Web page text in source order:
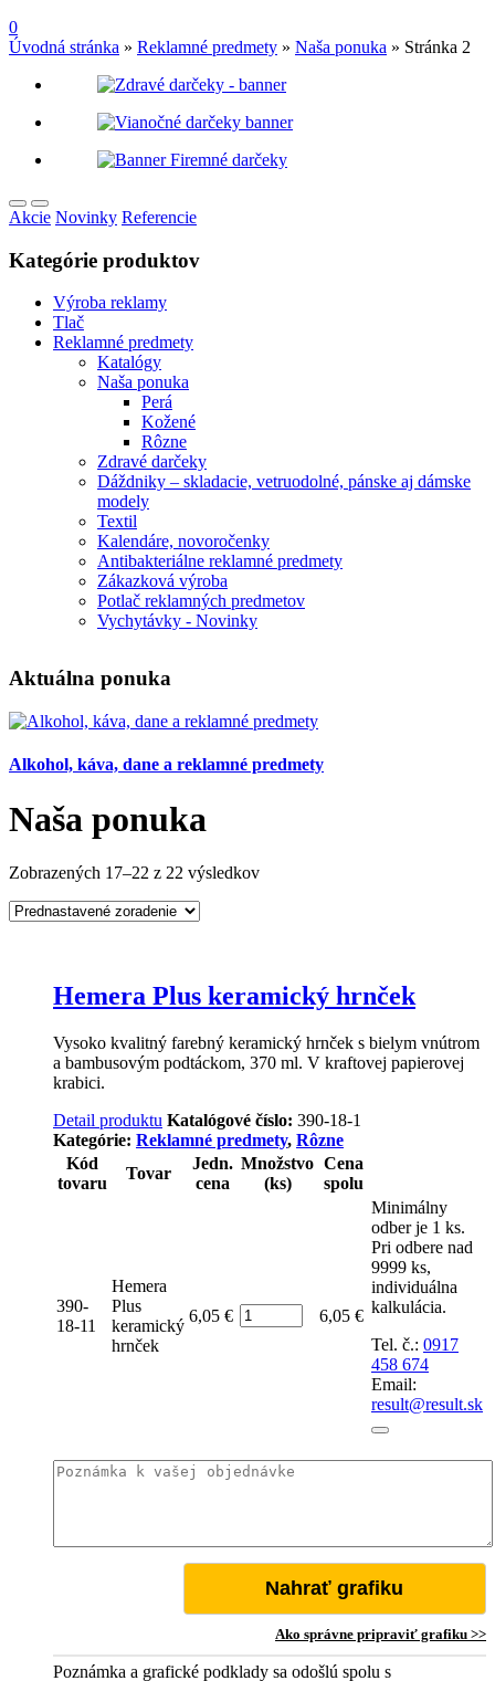
0
Úvodná stránka » Reklamné predmety » Naša ponuka » Stránka 2
Akcie Novinky Referencie
Kategórie produktov
Výroba reklamy
Tlač
Reklamné predmety
Katalógy
Naša ponuka
Perá
Kožené
Rôzne
Zdravé darčeky
Dáždniky – skladacie, vetruodolné, pánske aj dámske
modely
Textil
Kalendáre, novoročenky
Antibakteriálne reklamné predmety
Zákazková výroba
Potlač reklamných predmetov
Vychytávky - Novinky
Aktuálna ponuka
Alkohol, káva, dane a reklamné predmety
Naša ponuka
Zobrazených 17–22 z 22 výsledkov
Hemera Plus keramický hrnček
Vysoko kvalitný farebný keramický hrnček s bielym vnútrom
a bambusovým podtáckom, 370 ml. V kraftovej papierovej
krabici.
Detail produktu Katalógové číslo: 390-18-1
Kategórie: Reklamné predmety, Rôzne
Kód
tovaru
Tovar
Jedn.
cena
Množstvo
(ks)
Cena
spolu
390-
18-11
Hemera
Plus
keramický
hrnček
6,05 € Počet 6,05 €
Minimálny
odber je 1 ks.
Pri odbere nad
9999 ks,
individuálna
kalkulácia.
Tel. č.: 0917
458 674
Email:
result@result.sk
Nahrať grafiku
Ako správne pripraviť grafiku >>
Poznámka a grafické podklady sa odošlú spolu s